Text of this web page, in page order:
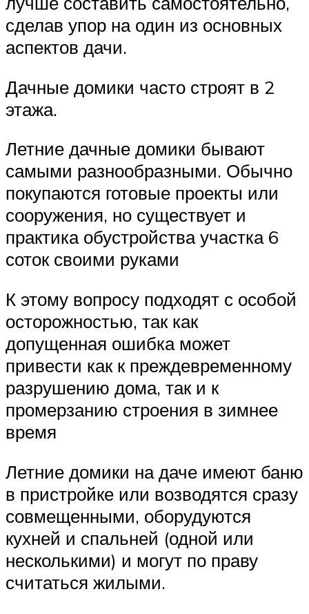
сделав упор на один из основных
аспектов дачи.
Дачные домики часто строят в 2
этажа.
Летние дачные домики бывают
самыми разнообразными. Обычно
покупаются готовые проекты или
сооружения, но существует и
практика обустройства участка 6
соток своими руками
К этому вопросу подходят с особой
осторожностью, так как
допущенная ошибка может
привести как к преждевременному
разрушению дома, так и к
промерзанию строения в зимнее
время
Летние домики на даче имеют баню
в пристройке или возводятся сразу
совмещенными, оборудуются
кухней и спальней (одной или
несколькими) и могут по праву
считаться жилыми.